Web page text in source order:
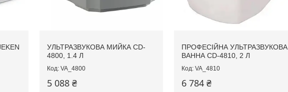
УЛЬТРАЗВУКОВА МИЙКА CD-
4800, 1.4 Л
VA_4800
5 088 ₴
ПРОФЕСІЙНА УЛЬТРАЗВУКОВА
ВАННА CD-4810, 2 Л
VA_4810
6 784 ₴